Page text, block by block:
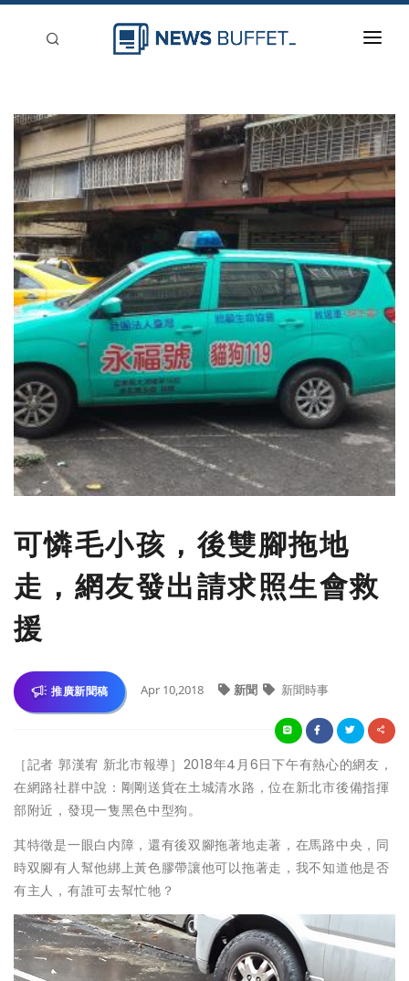
新聞稿分類
登入
刊登
可憐毛小孩，後雙腳拖地
走，網友發出請求照生會救
援
推廣新聞稿 Apr 10,2018 新聞 新聞時事
［記者 郭漢宥 新北市報導］2018年4月6日下午有熱心的網友，
在網路社群中說：剛剛送貨在土城清水路，位在新北市後備指揮
部附近，發現一隻黑色中型狗。
其特徵是一眼白内障，還有後双腳拖著地走著，在馬路中央，同
時双腳有人幫他綁上黃色膠帶讓他可以拖著走，我不知道他是否
有主人，有誰可去幫忙牠？